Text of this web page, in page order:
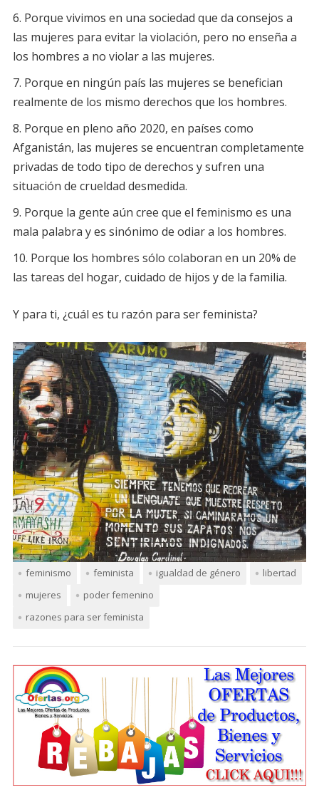
Porque vivimos en una sociedad que da consejos a
las mujeres para evitar la violación, pero no enseña a
los hombres a no violar a las mujeres.
Porque en ningún país las mujeres se benefician
realmente de los mismo derechos que los hombres.
Porque en pleno año 2020, en países como
Afganistán, las mujeres se encuentran completamente
privadas de todo tipo de derechos y sufren una
situación de crueldad desmedida.
Porque la gente aún cree que el feminismo es una
mala palabra y es sinónimo de odiar a los hombres.
Porque los hombres sólo colaboran en un 20% de
las tareas del hogar, cuidado de hijos y de la familia.
Y para ti, ¿cuál es tu razón para ser feminista?
feminismo feminista igualdad de género
libertad
mujeres
poder femenino
razones para ser feminista